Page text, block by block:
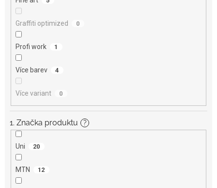
Graffiti optimized 0
Profi work 1
Více barev 4
Více variant 0
1. Značka produktu ?
Uni 20
MTN 12